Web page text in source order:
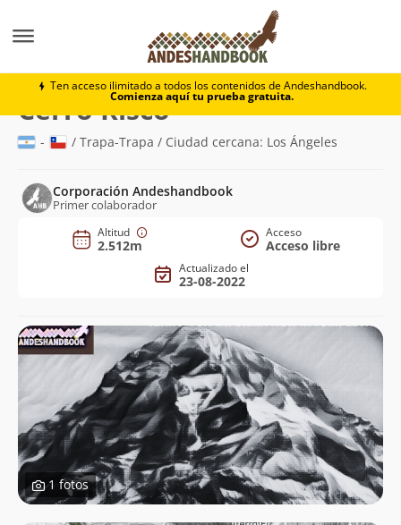
Ten acceso ilimitado a todos los contenidos de Andeshandbook.
Comienza aquí tu prueba gratuita.
Cerro Risco
Cerro Risco(2.512m)
- / Trapa-Trapa / Ciudad cercana: Los Ángeles
Corporación Andeshandbook
Primer colaborador
Altitud
2.512m
Acceso
Acceso libre
Actualizado el
23-08-2022
1 fotos